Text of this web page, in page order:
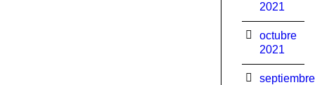
2021
octubre
2021
septiembre